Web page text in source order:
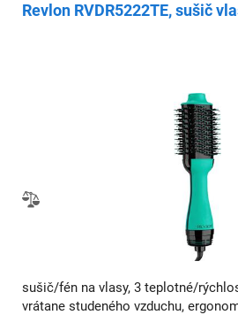
Revlon RVDR5222TE, sušič
sušič/fén na vlasy, 3 teplotné/
vrátane studeného vzduchu,